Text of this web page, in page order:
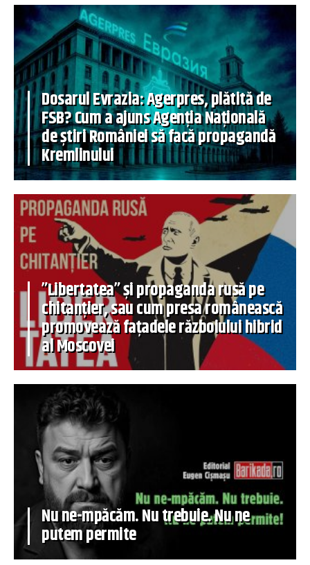
Dosarul Evrazia: Agerpres, plătită de
FSB? Cum a ajuns Agenția Națională
de știri României să facă propagandă
Kremlinului
”Libertatea” și propaganda rusă pe
chitanțier, sau cum presa românească
promovează fațadele războiului hibrid
al Moscovei
Nu ne-mpăcăm. Nu trebuie. Nu ne
putem permite